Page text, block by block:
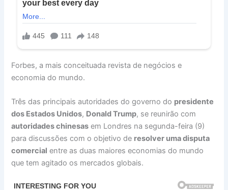
Forbes, a mais conceituada revista de negócios e
economia do mundo.
Três das principais autoridades do governo do presidente
dos Estados Unidos, Donald Trump, se reunirão com
autoridades chinesas em Londres na segunda-feira (9)
para discussões com o objetivo de resolver uma disputa
comercial entre as duas maiores economias do mundo
que tem agitado os mercados globais.